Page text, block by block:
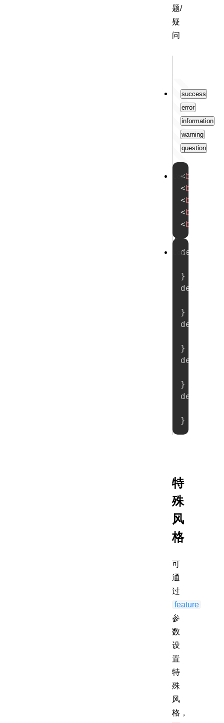
题/
疑
问
success
error
information
warning
question
<button
< button
< button
< button
< button
Copy
}
}
}
}
}
Copy
特
殊
风
格
可
通
过
feature
参
数
设
置
特
殊
风
格，